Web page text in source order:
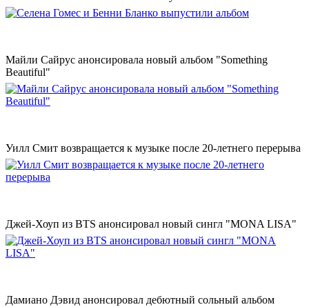
Майли Сайрус анонсировала новый альбом "Something
Beautiful"
Уилл Смит возвращается к музыке после 20-летнего перерыва
Джей-Хоуп из BTS анонсировал новый сингл "MONA LISA"
Дамиано Дэвид анонсировал дебютный сольный альбом